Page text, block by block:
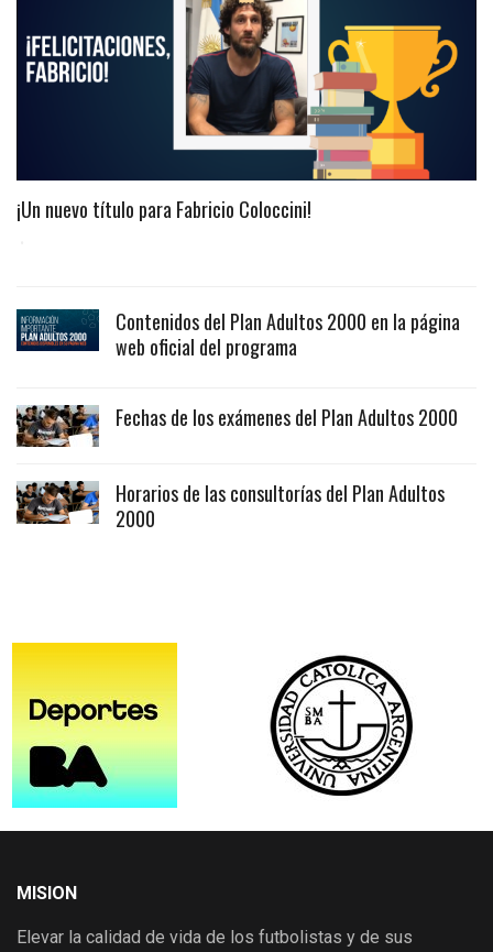
¡Un nuevo título para Fabricio Coloccini!
Contenidos del Plan Adultos 2000 en la página
web oficial del programa
Fechas de los exámenes del Plan Adultos 2000
Horarios de las consultorías del Plan Adultos
2000
MISION
Elevar la calidad de vida de los futbolistas y de sus